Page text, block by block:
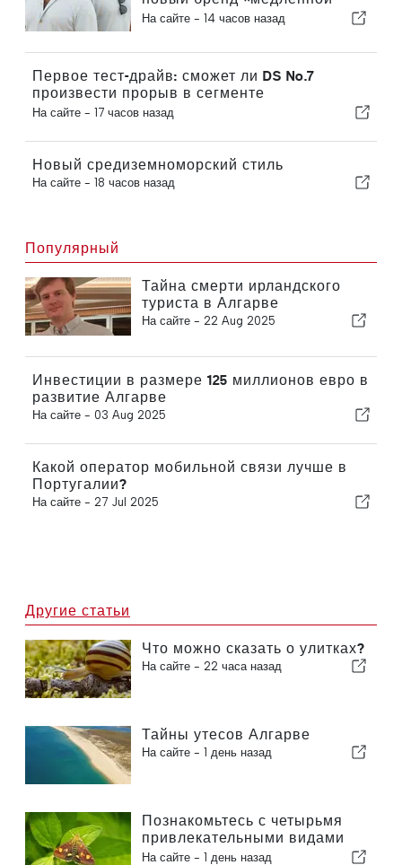
моды» VEMANO
На сайте - 14 часов назад
Первое тест-драйв: сможет ли DS No.7
произвести прорыв в сегменте
электромобилей?
На сайте - 17 часов назад
Новый средиземноморский стиль
На сайте - 18 часов назад
Популярный
Тайна смерти ирландского
туриста в Алгарве
На сайте - 22 Aug 2025
Инвестиции в размере 125 миллионов евро в
развитие Алгарве
На сайте - 03 Aug 2025
Какой оператор мобильной связи лучше в
Португалии?
На сайте - 27 Jul 2025
Другие статьи
Что можно сказать о улитках?
На сайте - 22 часа назад
Тайны утесов Алгарве
На сайте - 1 день назад
Познакомьтесь с четырьмя
привлекательными видами
бабочек, которых можно
На сайте - 1 день назад